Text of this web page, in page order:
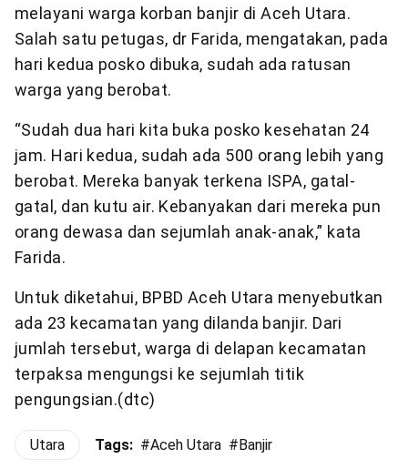
melayani warga korban banjir di Aceh Utara.
Salah satu petugas, dr Farida, mengatakan, pada
hari kedua posko dibuka, sudah ada ratusan
warga yang berobat.
“Sudah dua hari kita buka posko kesehatan 24
jam. Hari kedua, sudah ada 500 orang lebih yang
berobat. Mereka banyak terkena ISPA, gatal-
gatal, dan kutu air. Kebanyakan dari mereka pun
orang dewasa dan sejumlah anak-anak,” kata
Farida.
Untuk diketahui, BPBD Aceh Utara menyebutkan
ada 23 kecamatan yang dilanda banjir. Dari
jumlah tersebut, warga di delapan kecamatan
terpaksa mengungsi ke sejumlah titik
pengungsian.(dtc)
Utara Tags: #Aceh Utara # Banjir